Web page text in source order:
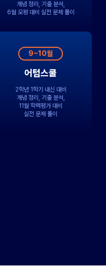
개념 정리, 기출 분석,
6월 모평 대비 실전 문제 풀이
9~10월
어텀스쿨
2학년 1학기 내신 대비
개념 정리, 기출 분석,
11월 학력평가 대비
실전 문제 풀이